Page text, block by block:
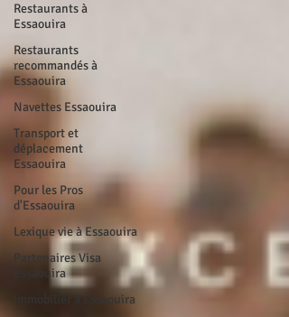
Restaurants à
Essaouira
Restaurants
recommandés à
Essaouira
Navettes Essaouira
Transport et
déplacement
Essaouira
Pour les Pros
d'Essaouira
Lexique vie à Essaouira
Partenaires Visa
Essaouira
Immobilier à Essaouira